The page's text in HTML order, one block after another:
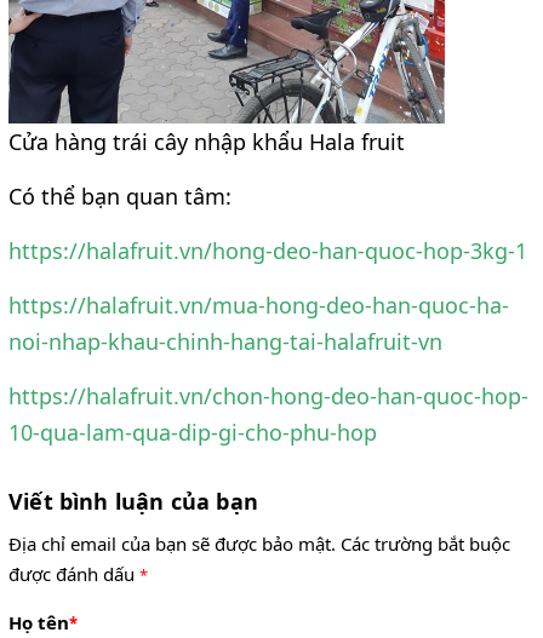
Cửa hàng trái cây nhập khẩu Hala fruit
Có thể bạn quan tâm:
https://halafruit.vn/hong-deo-han-quoc-hop-3kg-1
https://halafruit.vn/mua-hong-deo-han-quoc-ha-
noi-nhap-khau-chinh-hang-tai-halafruit-vn
https://halafruit.vn/chon-hong-deo-han-quoc-hop-
10-qua-lam-qua-dip-gi-cho-phu-hop
Viết bình luận của bạn
Địa chỉ email của bạn sẽ được bảo mật. Các trường bắt buộc
được đánh dấu *
Họ tên*